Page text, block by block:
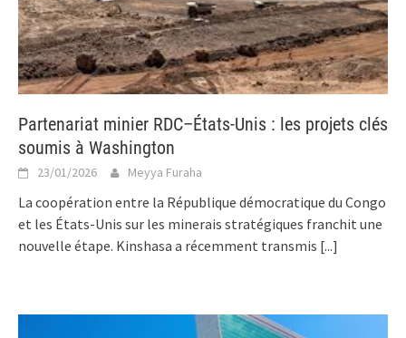
Partenariat minier RDC–États-Unis : les projets clés
soumis à Washington
23/01/2026 Meyya Furaha
La coopération entre la République démocratique du Congo
et les États-Unis sur les minerais stratégiques franchit une
nouvelle étape. Kinshasa a récemment transmis [...]